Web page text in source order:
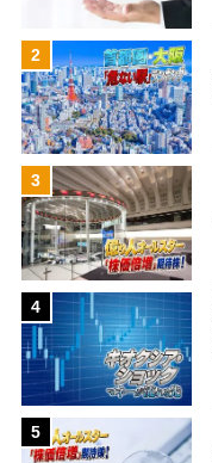
2
3
4
5